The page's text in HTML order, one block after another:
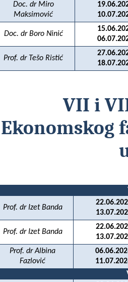
Doc. dr Miro
Maksimović
Doc. dr Boro Ninić
Prof. dr Tešo Ristić
VII i
Ekonomskog
Prof. dr Izet Banda
Prof. dr Izet Banda
Prof. dr Albina
Fazlović